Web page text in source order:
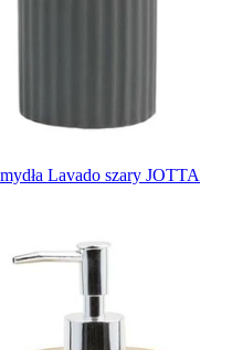
Lavado szary JOTTA